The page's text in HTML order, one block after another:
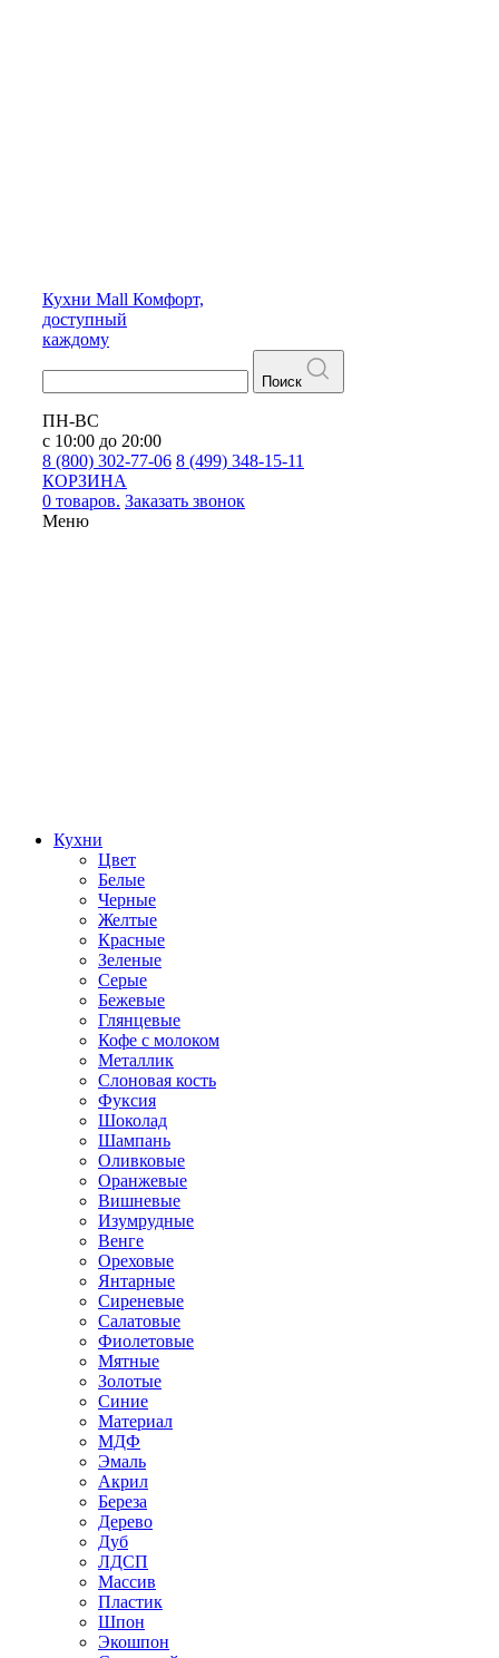
Кухни Mall Комфорт,
доступный
каждому
Поиск
ПН-ВС
с 10:00 до 20:00
8 (800) 302-77-06 8 (499) 348-15-11
КОРЗИНА
0 товаров. Заказать звонок
Меню
Кухни
Цвет
Белые
Черные
Желтые
Красные
Зеленые
Серые
Бежевые
Глянцевые
Кофе с молоком
Металлик
Слоновая кость
Фуксия
Шоколад
Шампань
Оливковые
Оранжевые
Вишневые
Изумрудные
Венге
Ореховые
Янтарные
Сиреневые
Салатовые
Фиолетовые
Мятные
Золотые
Синие
Материал
МДФ
Эмаль
Акрил
Береза
Дерево
Дуб
ЛДСП
Массив
Пластик
Шпон
Экошпон